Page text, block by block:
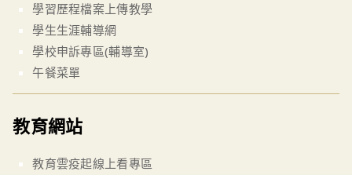
學習歷程檔案上傳教學
學生生涯輔導網
學校申訴專區(輔導室)
午餐菜單
教育網站
教育雲疫起線上看專區